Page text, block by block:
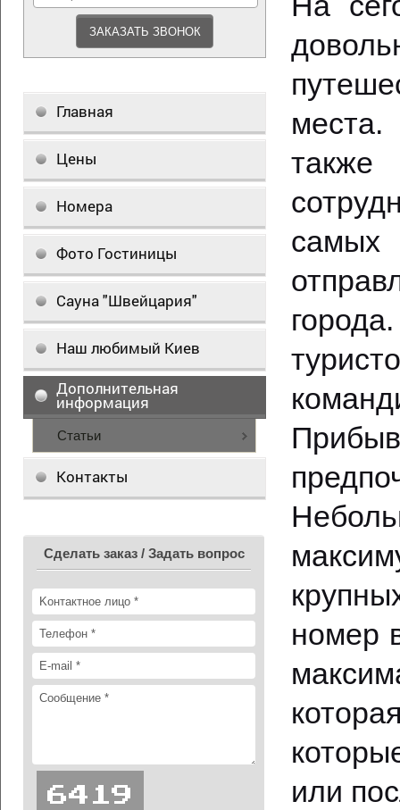
Главная
Цены
Номера
Фото Гостиницы
Сауна "Швейцария"
Наш любимый Киев
Дополнительная
информация
Статьи
Контакты
Сделать заказ / Задать вопрос
номер
или